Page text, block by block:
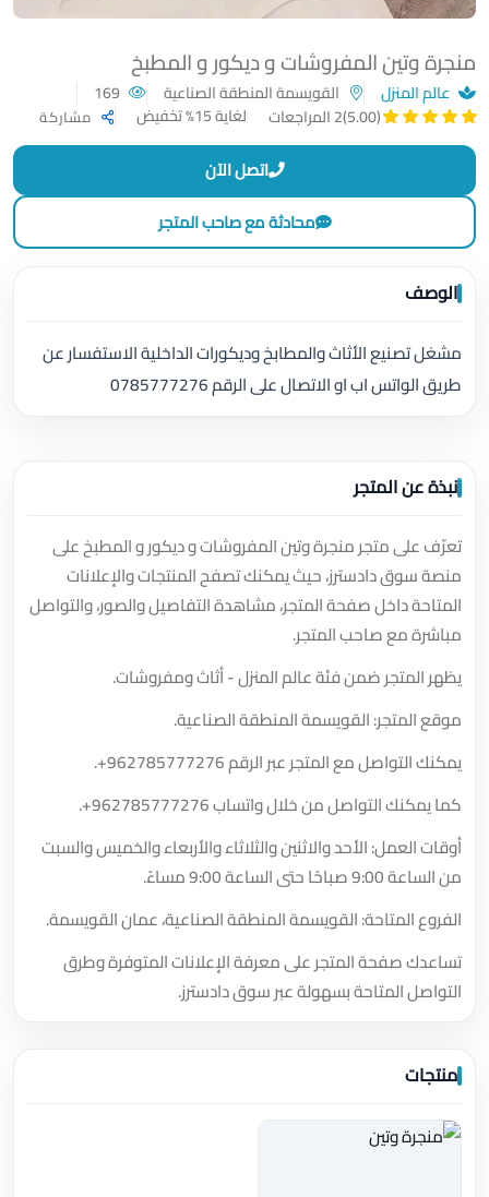
منجرة وتين المفروشات و ديكور و المطبخ
عالم المنزل القويسمة المنطقة الصناعية
(5.00)
2 المراجعات لغاية 15% تخفيض مشاركة
اتصل الآن
محادثة مع صاحب المتجر
الوصف
مشغل تصنيع الأثاث والمطابخ وديكورات الداخلية الاستفسار عن
طريق الواتس اب او الاتصال على الرقم 0785777276
نبذة عن المتجر
تعرّف على متجر منجرة وتين المفروشات و ديكور و المطبخ على
منصة سوق دادسترز، حيث يمكنك تصفح المنتجات والإعلانات
المتاحة داخل صفحة المتجر، مشاهدة التفاصيل والصور، والتواصل
مباشرة مع صاحب المتجر.
يظهر المتجر ضمن فئة عالم المنزل - أثاث ومفروشات.
موقع المتجر: القويسمة المنطقة الصناعية.
يمكنك التواصل مع المتجر عبر الرقم+962785777276
.
كما يمكنك التواصل من خلال واتساب+962785777276
.
أوقات العمل: الأحد والاثنين والثلاثاء والأربعاء والخميس والسبت
من الساعة 9:00 صباحًا حتى الساعة 9:00 مساءً.
الفروع المتاحة: القويسمة المنطقة الصناعية، عمان القويسمة.
تساعدك صفحة المتجر على معرفة الإعلانات المتوفرة وطرق
التواصل المتاحة بسهولة عبر سوق دادسترز.
منتجات